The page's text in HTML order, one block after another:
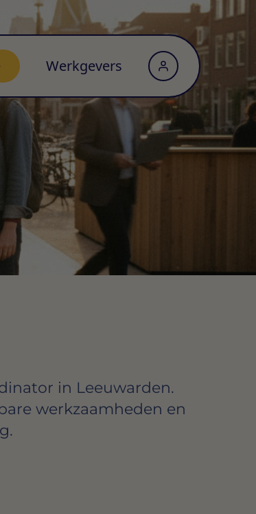
Werkgevers
in Leeuwarden.
werkzaamheden en